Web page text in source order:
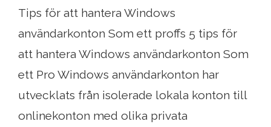
Tips för att hantera Windows
användarkonton Som ett proffs 5 tips för
att hantera Windows användarkonton Som
ett Pro Windows användarkonton har
utvecklats från isolerade lokala konton till
onlinekonton med olika privata